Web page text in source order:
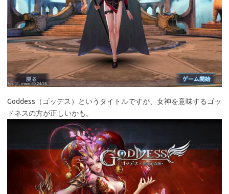
Goddess（ゴッデス）というタイトルですが、女神を意味するゴッ
ドネスの方が正しいかも。